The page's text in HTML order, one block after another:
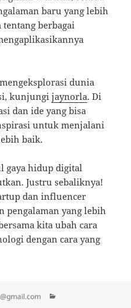
baru yang lebih
berbagai
dunia
kunjungijaynorla. Di
dan ide yang bisa
untuk menjalani
baik.
gaya hidup digital
Justru sebaliknya!
dan influencer
pengalaman yang lebih
kita ubah cara
dengan cara yang